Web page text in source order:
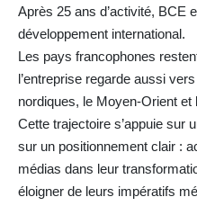
Après 25 ans d’activité, BCE
développement international.
Les pays francophones
l’entreprise regarde aussi
nordiques, le Moyen-Orient et
Cette trajectoire s’appuie sur
sur un positionnement clair :
médias dans leur
éloigner de leurs impératifs